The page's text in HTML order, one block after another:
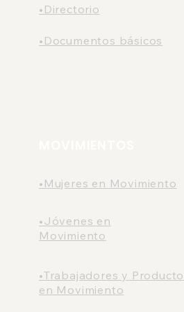
•Directorio
•Documentos básicos
•Mujeres en Movimiento
•Jóvenes en
Movimiento
•Trabajadores y
en Movimiento